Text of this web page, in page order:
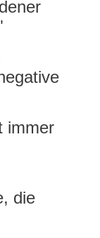
immer
die